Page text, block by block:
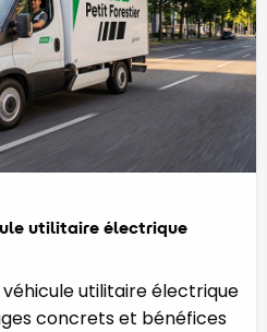
utilitaire électrique
utilitaire électrique
concrets et bénéfices